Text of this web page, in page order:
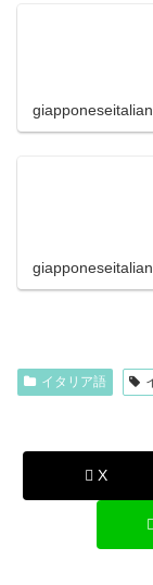
イタリア語
X